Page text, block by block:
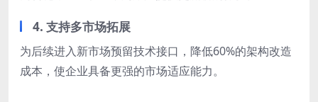
4. 支持多市场拓展
为后续进入新市场预留技术接口，降低60%的架构改造
成本，使企业具备更强的市场适应能力。